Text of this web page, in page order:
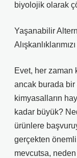
biyolojik olarak
Yaşanabilir
Evet, her zaman
ancak burada bir
kimyasalların
kadar büyük?
ürünlere
gerçekten
mevcutsa,